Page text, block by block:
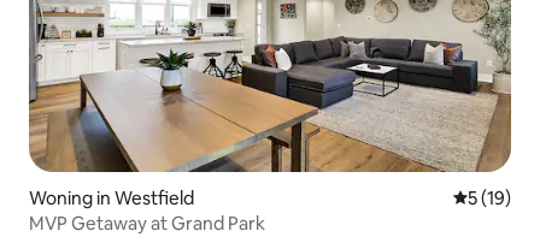
Woning in Westfield
5 (19)
MVP Getaway at Grand Park